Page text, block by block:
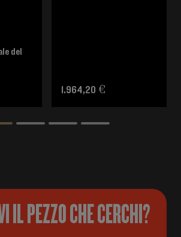
del
1.964,20 €
IL PEZZO CHE CERCHI?